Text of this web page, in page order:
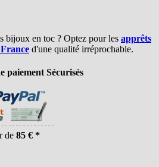
bijoux en toc ? Optez pour les apprêts
d'une qualité irréprochable.
paiement Sécurisés
de 85 € *